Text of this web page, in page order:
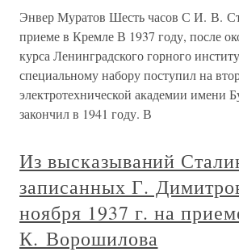
Энвер Муратов Шесть часов С И. В.
приеме в Кремле В 1937 году, после
курса Ленинградского горного
специальному набору поступил на
электротехнической академии имени
закончил в 1941 году. В
Из высказываний
записанных Г.
ноября 1937 г. на
К. Ворошилова